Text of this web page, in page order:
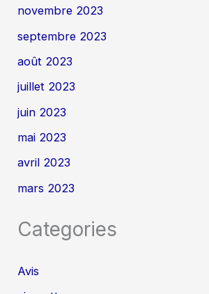
novembre 2023
septembre 2023
août 2023
juillet 2023
juin 2023
mai 2023
avril 2023
mars 2023
Categories
Avis